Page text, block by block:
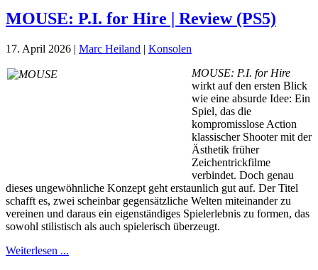
MOUSE: P.I. for Hire | Review (PS5)
17. April 2026 | Marc Heiland | Konsolen
MOUSE: P.I. for Hire
wirkt auf den ersten Blick
wie eine absurde Idee: Ein
Spiel, das die
kompromisslose Action
klassischer Shooter mit der
Ästhetik früher
Zeichentrickfilme
verbindet. Doch genau
dieses ungewöhnliche Konzept geht erstaunlich gut auf. Der Titel
schafft es, zwei scheinbar gegensätzliche Welten miteinander zu
vereinen und daraus ein eigenständiges Spielerlebnis zu formen, das
sowohl stilistisch als auch spielerisch überzeugt.
Weiterlesen ...